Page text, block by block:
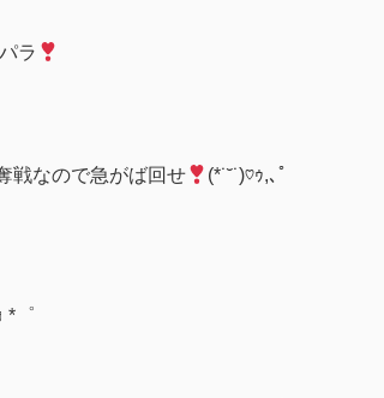
ラ
戦なので急がば回せ (*˙˘˙)♡ｩ,､゜
゜